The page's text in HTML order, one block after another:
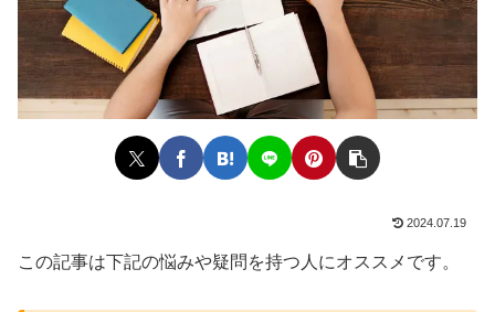
2024.07.19
この記事は下記の悩みや疑問を持つ人にオススメです。